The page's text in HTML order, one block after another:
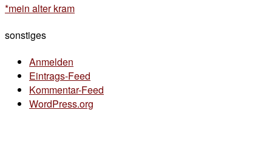
*mein alter kram
sonstiges
Anmelden
Eintrags-Feed
Kommentar-Feed
WordPress.org